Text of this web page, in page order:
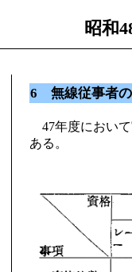
昭和
6 無線従事者の
47年度において
ある。